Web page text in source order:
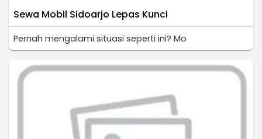
Sewa Mobil Sidoarjo Lepas Kunci
Pernah mengalami situasi seperti ini? Mo